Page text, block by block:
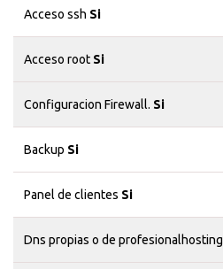
Acceso ssh Si
Acceso root Si
Configuracion Firewall. Si
Backup Si
Panel de clientes Si
Dns propias o de profesionalhosting